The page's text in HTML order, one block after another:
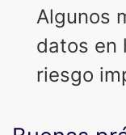
Algunos
datos en
riesgo